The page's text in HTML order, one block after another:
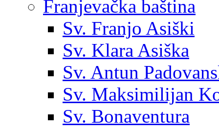
Franjevačka baština
Sv. Franjo Asiški
Sv. Klara Asiška
Sv. Antun
Sv. Maksimilijan
Sv. Bonaventura